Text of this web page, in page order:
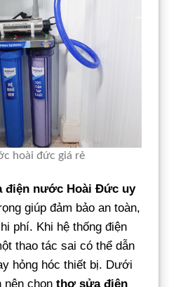
hoài đức giá rẻ
điện nước Hoài Đức uy
giúp đảm bảo an toàn,
phí. Khi hệ thống điện
thao tác sai có thể dẫn
hỏng hóc thiết bị. Dưới
nên chọn thợ sửa điện